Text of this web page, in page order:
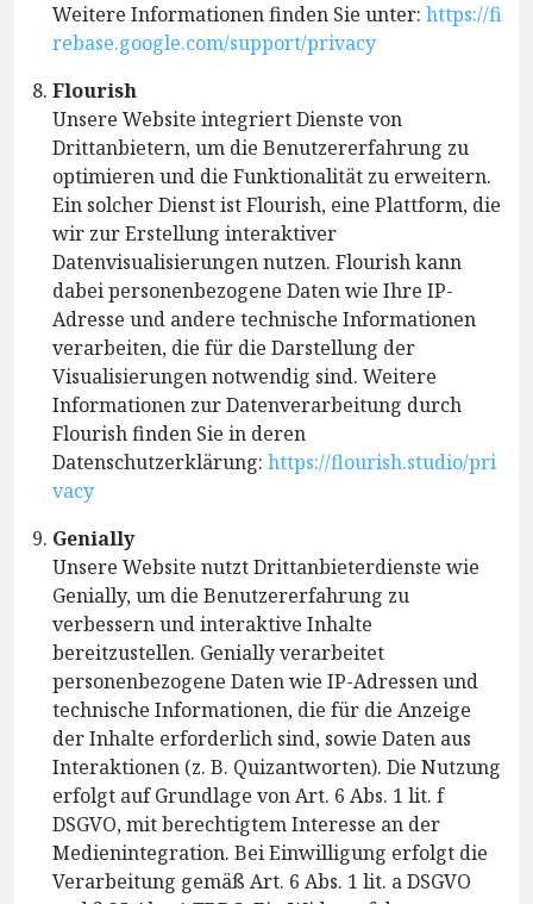
Weitere Informationen finden Sie unter: https://fi
rebase.google.com/support/privacy
Flourish
Unsere Website integriert Dienste von
Drittanbietern, um die Benutzererfahrung zu
optimieren und die Funktionalität zu erweitern.
Ein solcher Dienst ist Flourish, eine Plattform, die
wir zur Erstellung interaktiver
Datenvisualisierungen nutzen. Flourish kann
dabei personenbezogene Daten wie Ihre IP-
Adresse und andere technische Informationen
verarbeiten, die für die Darstellung der
Visualisierungen notwendig sind. Weitere
Informationen zur Datenverarbeitung durch
Flourish finden Sie in deren
Datenschutzerklärung: https://flourish.studio/pri
vacy
Genially
Unsere Website nutzt Drittanbieterdienste wie
Genially, um die Benutzererfahrung zu
verbessern und interaktive Inhalte
bereitzustellen. Genially verarbeitet
personenbezogene Daten wie IP-Adressen und
technische Informationen, die für die Anzeige
der Inhalte erforderlich sind, sowie Daten aus
Interaktionen (z. B. Quizantworten). Die Nutzung
erfolgt auf Grundlage von Art. 6 Abs. 1 lit. f
DSGVO, mit berechtigtem Interesse an der
Medienintegration. Bei Einwilligung erfolgt die
Verarbeitung gemäß Art. 6 Abs. 1 lit. a DSGVO